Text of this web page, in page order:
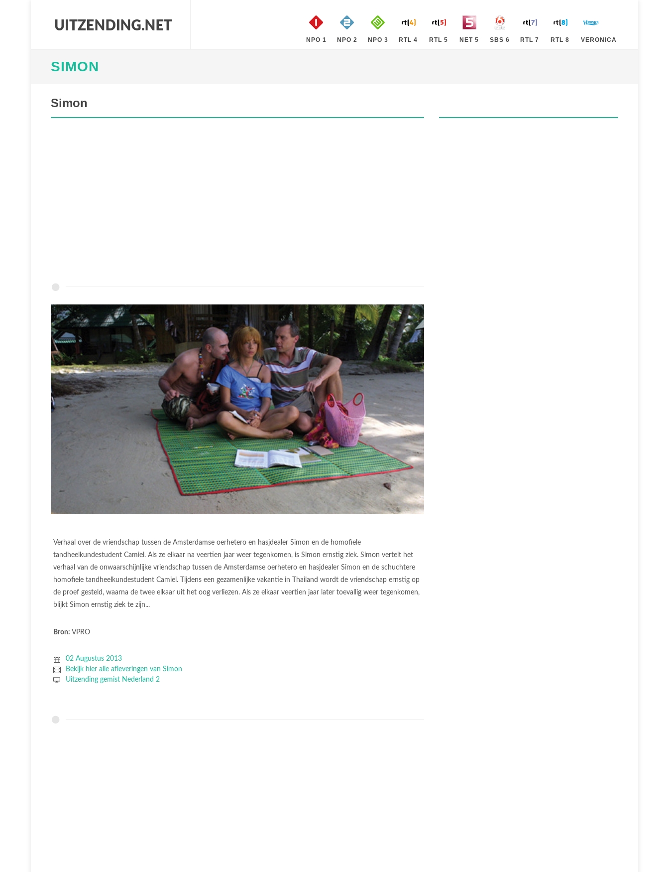
NPO 1 NPO 2 NPO 3 RTL 4 RTL 5 NET 5 SBS 6 RTL 7 RTL 8 VERONICA
SIMON
Simon
Verhaal over de vriendschap tussen de Amsterdamse oerhetero en hasjdealer Simon en de homofiele
tandheelkundestudent Camiel. Als ze elkaar na veertien jaar weer tegenkomen, is Simon ernstig ziek. Simon vertelt het
verhaal van de onwaarschijnlijke vriendschap tussen de Amsterdamse oerhetero en hasjdealer Simon en de schuchtere
homofiele tandheelkundestudent Camiel. Tijdens een gezamenlijke vakantie in Thailand wordt de vriendschap ernstig op
de proef gesteld, waarna de twee elkaar uit het oog verliezen. Als ze elkaar veertien jaar later toevallig weer tegenkomen,
blijkt Simon ernstig ziek te zijn...
Bron: VPRO
02 Augustus 2013
Bekijk hier alle afleveringen van Simon
Uitzending gemist Nederland 2